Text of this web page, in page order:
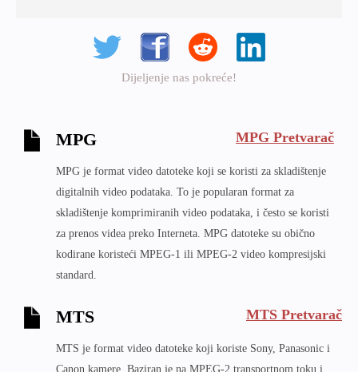
Dijeljenje nas pokreće!
MPG MPG Pretvarač
MPG je format video datoteke koji se koristi za skladištenje
digitalnih video podataka. To je popularan format za
skladištenje komprimiranih video podataka, i često se koristi
za prenos videa preko Interneta. MPG datoteke su obično
kodirane koristeći MPEG-1 ili MPEG-2 video kompresijski
standard.
MTS MTS Pretvarač
MTS je format video datoteke koji koriste Sony, Panasonic i
Canon kamere. Baziran je na MPEG-2 transportnom toku i